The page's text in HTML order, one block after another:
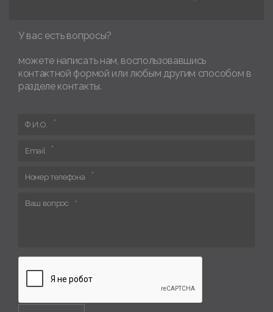
У вас есть вопросы?
можете написать нам, воспользовавшись
контактной формой или любым другим способом в
разделе контакты.
Ф.И.О.
Email
Номер телефона
Ваш вопрос